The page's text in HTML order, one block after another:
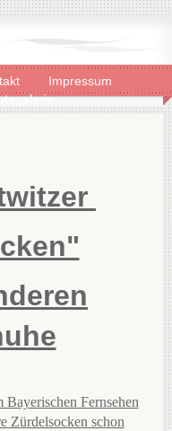
Impressum
Fernsehen
Zürdelsocken schon